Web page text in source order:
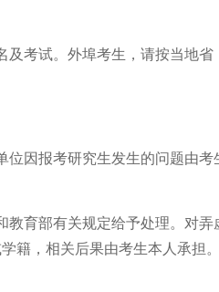
考试。外埠考生，请按当地省
因报考研究生发生的问题由考
育部有关规定给予处理。对
籍，相关后果由考生本人承担。